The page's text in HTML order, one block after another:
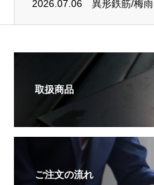
2026.07.06 異形鉄筋/梅
取扱商品
ご注文の流れ